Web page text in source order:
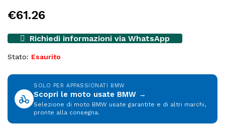
€61.26
Richiedi informazioni via WhatsApp
Stato: Esaurito
SOLO PER APPASSIONATI BMW
Scopri le moto usate BMW →
Selezione di moto BMW usate garantite e di altri marchi,
pronte alla consegna.